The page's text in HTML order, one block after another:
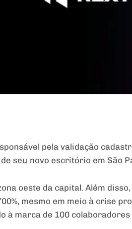
pela validação
seu novo escritório em São
oeste da capital. Além
mesmo em meio à crise
à marca de 100 colaboradores